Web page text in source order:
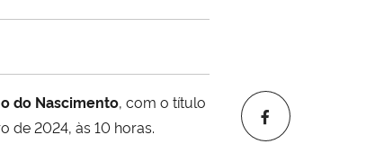
do Nascimento, com o título
de 2024, às 10 horas.